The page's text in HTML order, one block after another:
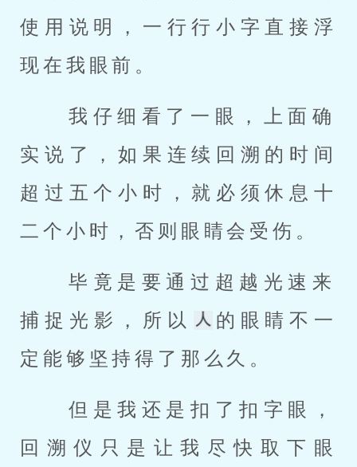
使用说明，一行行小字直接浮
现在我眼前。
实说了，如果连续回溯的时间
超过五个小时，就必须休息十
二个小时，否则眼睛会受伤。
捕捉光影，所以
的眼睛不一
定能够坚持得了那么久。
回溯仪只是让我尽快取下眼